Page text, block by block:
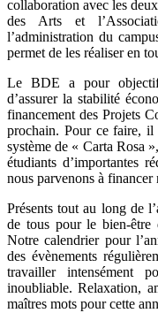
collaboration avec les
des Arts et
l’administration du
permet de les réaliser en
Le BDE a pour objectif
d’assurer la stabilité
financement des Projets
prochain. Pour ce faire, il
système de « Carta Rosa
étudiants d’importantes
nous parvenons à financer
Présents tout au long de
de tous pour le bien-être
Notre calendrier pour
des évènements
travailler intensément
inoubliable. Relaxation,
maîtres mots pour cette